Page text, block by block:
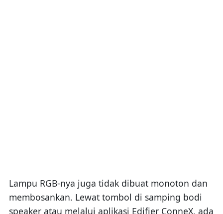
Lampu RGB-nya juga tidak dibuat monoton dan
membosankan. Lewat tombol di samping bodi
speaker atau melalui aplikasi Edifier ConneX, ada